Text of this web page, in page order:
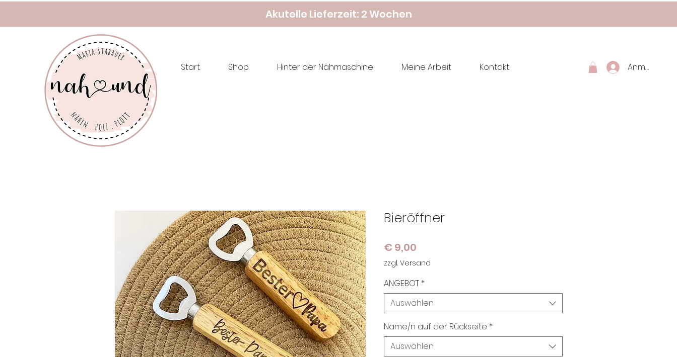
Akutelle Lieferzeit: 2 Wochen
Start Shop Hinter der Nähmaschine Meine Arbeit Kontakt Anmelden
Bieröffner
€ 9,00
zzgl. Versand
ANGEBOT *
Auswählen
Name/n auf der Rückseite *
Auswählen